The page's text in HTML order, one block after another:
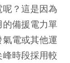
？這是因為
備援電力單
電或其他運
時段採用較